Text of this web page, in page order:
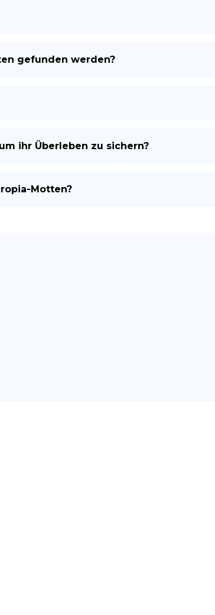
gefunden werden?
ihr Überleben zu sichern?
Motten?